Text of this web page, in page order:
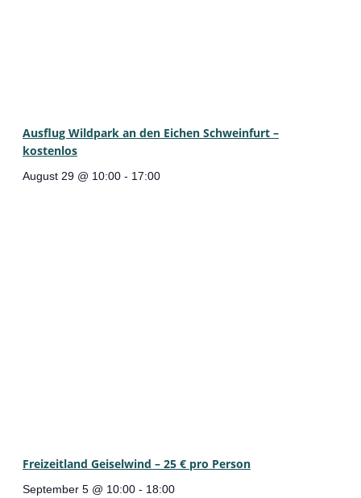
Ausflug Wildpark an den Eichen Schweinfurt –
kostenlos
August 29 @ 10:00 - 17:00
Freizeitland Geiselwind – 25 € pro Person
September 5 @ 10:00 - 18:00